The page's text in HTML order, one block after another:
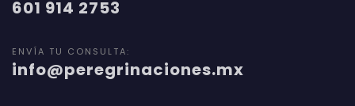
601 914 2753
ENVÍA TU CONSULTA:
info@peregrinaciones.mx